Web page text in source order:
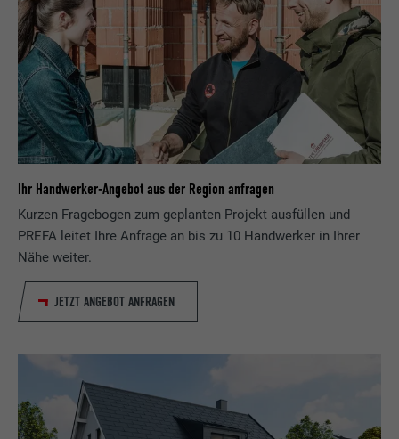
Ihr Handwerker-Angebot aus der Region anfragen
Kurzen Fragebogen zum geplanten Projekt ausfüllen und
PREFA leitet Ihre Anfrage an bis zu 10 Handwerker in Ihrer
Nähe weiter.
JETZT ANGEBOT ANFRAGEN